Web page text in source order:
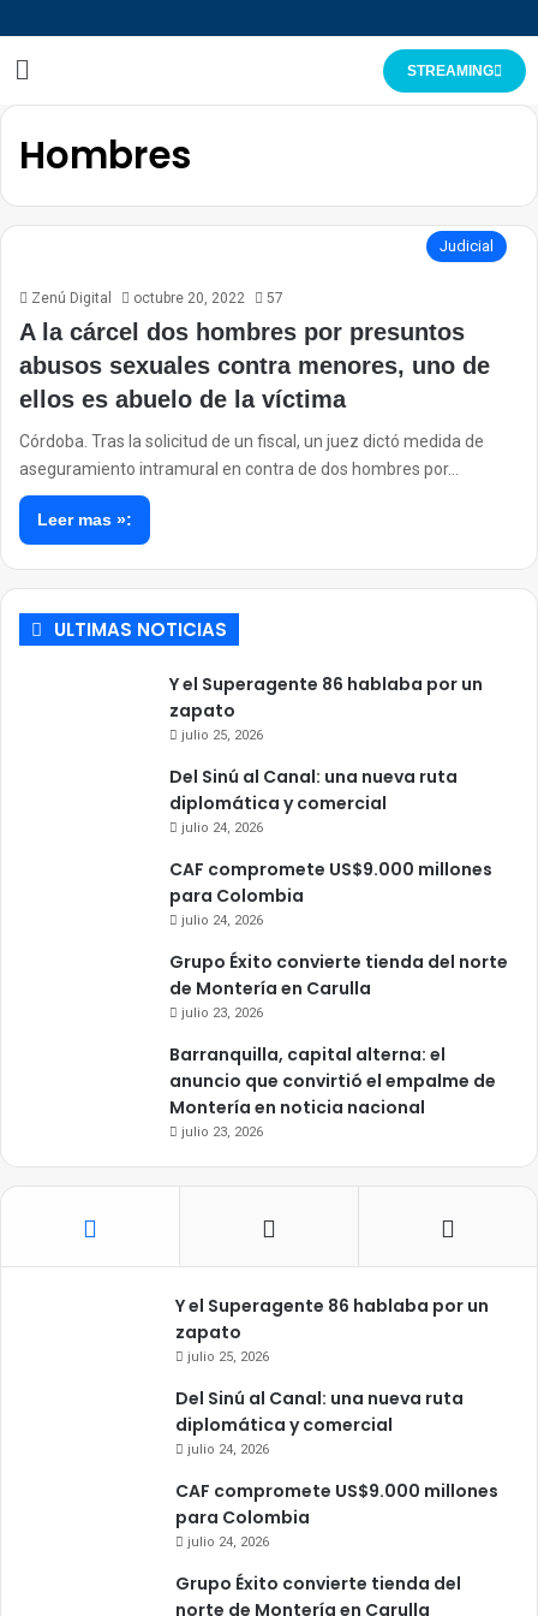
STREAMING
Hombres
Judicial
Zenú Digital octubre 20, 2022 57
A la cárcel dos hombres por presuntos
abusos sexuales contra menores, uno de
ellos es abuelo de la víctima
Córdoba. Tras la solicitud de un fiscal, un juez dictó medida de
aseguramiento intramural en contra de dos hombres por…
Leer mas »:
ULTIMAS NOTICIAS
Y el Superagente 86 hablaba por un
zapato
julio 25, 2026
Del Sinú al Canal: una nueva ruta
diplomática y comercial
julio 24, 2026
CAF compromete US$9.000 millones
para Colombia
julio 24, 2026
Grupo Éxito convierte tienda del norte
de Montería en Carulla
julio 23, 2026
Barranquilla, capital alterna: el
anuncio que convirtió el empalme de
Montería en noticia nacional
julio 23, 2026
Y el Superagente 86 hablaba por un
zapato
julio 25, 2026
Del Sinú al Canal: una nueva ruta
diplomática y comercial
julio 24, 2026
CAF compromete US$9.000 millones
para Colombia
julio 24, 2026
Grupo Éxito convierte tienda del
norte de Montería en Carulla